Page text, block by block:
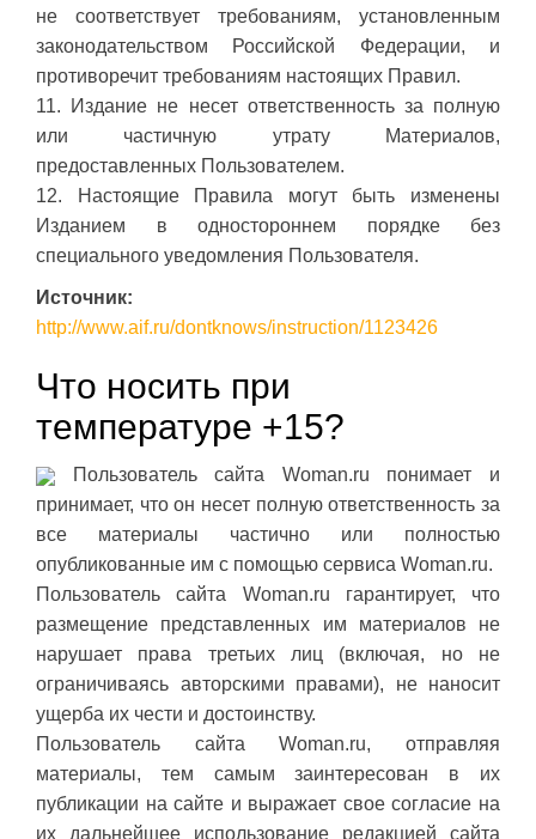
не соответствует требованиям, установленным
законодательством Российской Федерации, и
противоречит требованиям настоящих Правил.
11. Издание не несет ответственность за полную
или частичную утрату Материалов,
предоставленных Пользователем.
12. Настоящие Правила могут быть изменены
Изданием в одностороннем порядке без
специального уведомления Пользователя.
Источник:
http://www.aif.ru/dontknows/instruction/1123426
Что носить при
температуре +15?
Пользователь сайта Woman.ru понимает и
принимает, что он несет полную ответственность за
все материалы частично или полностью
опубликованные им с помощью сервиса Woman.ru.
Пользователь сайта Woman.ru гарантирует, что
размещение представленных им материалов не
нарушает права третьих лиц (включая, но не
ограничиваясь авторскими правами), не наносит
ущерба их чести и достоинству.
Пользователь сайта Woman.ru, отправляя
материалы, тем самым заинтересован в их
публикации на сайте и выражает свое согласие на
их дальнейшее использование редакцией сайта